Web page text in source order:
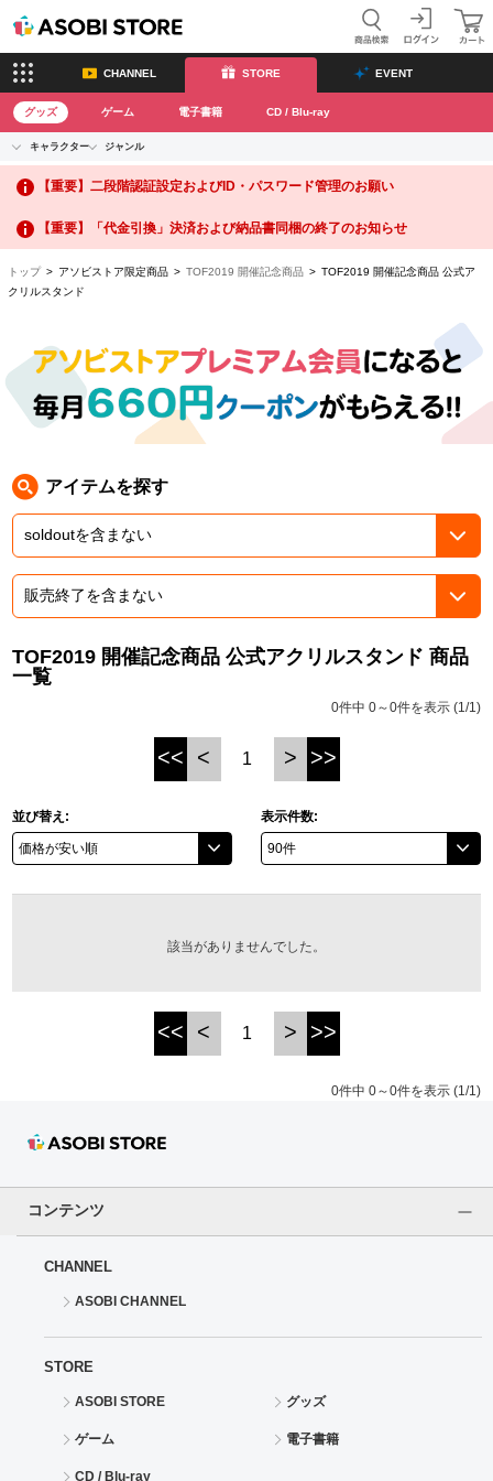
CHANNEL STORE EVENT
CHANNEL
STORE
ゲーム 電子書籍
CD / Blu-ray
EVENT
ASOBI TICKET
プレミアム会員とは
グッズ ゲーム 電子書籍 CD / Blu-ray
キャラクター
アイドルマスターシリーズ
アイドルマスター
アイドルマスター シンデレラガールズ
アイドルマスター SideM
アイドルマスター シャイニーカラーズ
学園アイドルマスター
プロジェクトアイマス ヴイアライヴ
テイルズ オブ シリーズ
鉄拳
パックマン
ラブライブ！
ラブライブ！サンシャイン‼
ラブライブ！虹ヶ咲学園スクールアイドル同好会
アイドリッシュセブン
ジャンル
イベントグッズ
トイ・ホビー
生活雑貨
【重要】二段階認証設定およびID・パスワード管理のお願い
【重要】「代金引換」決済および納品書同梱の終了のお知らせ
トップ> アソビストア限定商品 > TOF2019 開催記念商品 > TOF2019 開催記念商品 公式ア
クリルスタンド
アイテムを探す
TOF2019 開催記念商品 公式アクリルスタンド 商品
一覧
0件中 0～0件を表示 (1/1)
<< < 1 > >>
並び替え: 表示件数:
該当がありませんでした。
<< < 1 > >>
0件中 0～0件を表示 (1/1)
コンテンツ
CHANNEL
ASOBI CHANNEL
STORE
ASOBI STORE グッズ
ゲーム 電子書籍
CD / Blu-ray